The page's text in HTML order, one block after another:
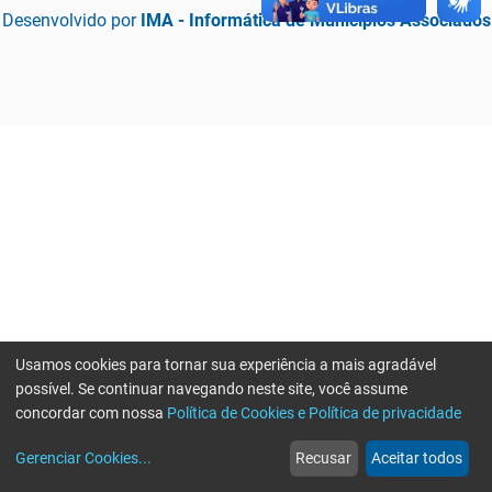
Desenvolvido por IMA - Informática de Municípios Associados
web
Notícias
more_horiz
Mais
Usamos cookies para tornar sua experiência a mais agradável
possível. Se continuar navegando neste site, você assume
concordar com nossa Política de Cookies e Política de privacidade
Gerenciar Cookies... Recusar Aceitar todos
Erro ao enviar informações, por favor tente novamente